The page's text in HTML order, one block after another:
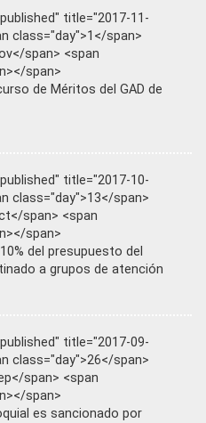
title="2017-11-
class="day">1</span>
span> <span
span>
de Méritos del GAD de
title="2017-10-
class="day">13</span>
span> <span
span>
del presupuesto del
a grupos de atención
title="2017-09-
class="day">26</span>
span> <span
span>
es sancionado por